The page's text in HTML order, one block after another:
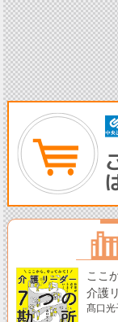
ここ
介護
髙口光